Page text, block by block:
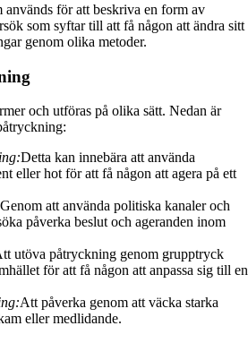
används för att beskriva en form av
som syftar till att få någon att ändra sitt
genom olika metoder.
och utföras på olika sätt. Nedan är
Detta kan innebära att använda
eller hot för att få någon att agera på ett
Genom att använda politiska kanaler och
påverka beslut och ageranden inom
utöva påtryckning genom grupptryck
för att få någon att anpassa sig till en
Att påverka genom att väcka starka
eller medlidande.